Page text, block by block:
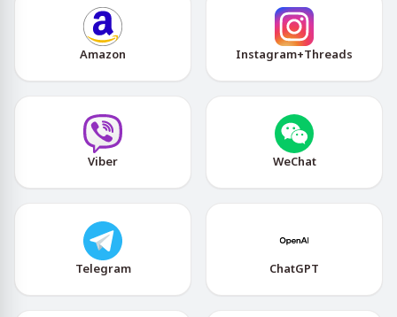
Amazon Instagram+Threads
Viber WeChat
Telegram ChatGPT